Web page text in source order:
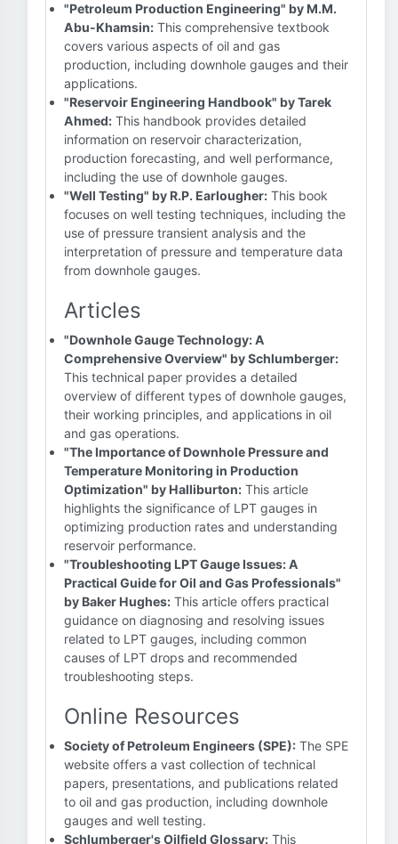
"Petroleum Production Engineering" by M.M.
Abu-Khamsin: This comprehensive textbook
covers various aspects of oil and gas
production, including downhole gauges and their
applications.
"Reservoir Engineering Handbook" by Tarek
Ahmed: This handbook provides detailed
information on reservoir characterization,
production forecasting, and well performance,
including the use of downhole gauges.
"Well Testing" by R.P. Earlougher: This book
focuses on well testing techniques, including the
use of pressure transient analysis and the
interpretation of pressure and temperature data
from downhole gauges.
Articles
"Downhole Gauge Technology: A
Comprehensive Overview" by Schlumberger:
This technical paper provides a detailed
overview of different types of downhole gauges,
their working principles, and applications in oil
and gas operations.
"The Importance of Downhole Pressure and
Temperature Monitoring in Production
Optimization" by Halliburton: This article
highlights the significance of LPT gauges in
optimizing production rates and understanding
reservoir performance.
"Troubleshooting LPT Gauge Issues: A
Practical Guide for Oil and Gas Professionals"
by Baker Hughes: This article offers practical
guidance on diagnosing and resolving issues
related to LPT gauges, including common
causes of LPT drops and recommended
troubleshooting steps.
Online Resources
Society of Petroleum Engineers (SPE): The SPE
website offers a vast collection of technical
papers, presentations, and publications related
to oil and gas production, including downhole
gauges and well testing.
Schlumberger's Oilfield Glossary: This